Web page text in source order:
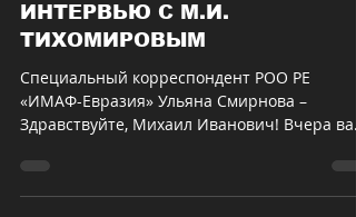
16 мар. 2018 г.
ТИХОМИРОВЫМ
Специальный корреспондент РОО РЕ
Здравствуйте, Михаил Иванович! Вчера вам
исполнилось 80. Сегодня у вас...